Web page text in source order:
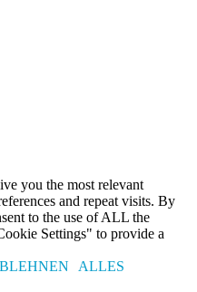
you the most relevant
and repeat visits. By
to the use of ALL the
Settings" to provide a
ALLES